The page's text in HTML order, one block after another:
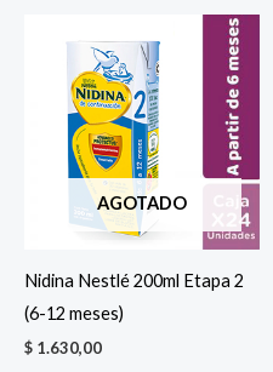
AGOTADO
Nidina Nestlé 200ml Etapa 2
(6-12 meses)
$ 1.630,00